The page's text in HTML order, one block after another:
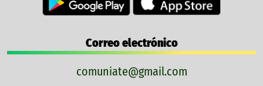
Correo electrónico
comuniate@gmail.com